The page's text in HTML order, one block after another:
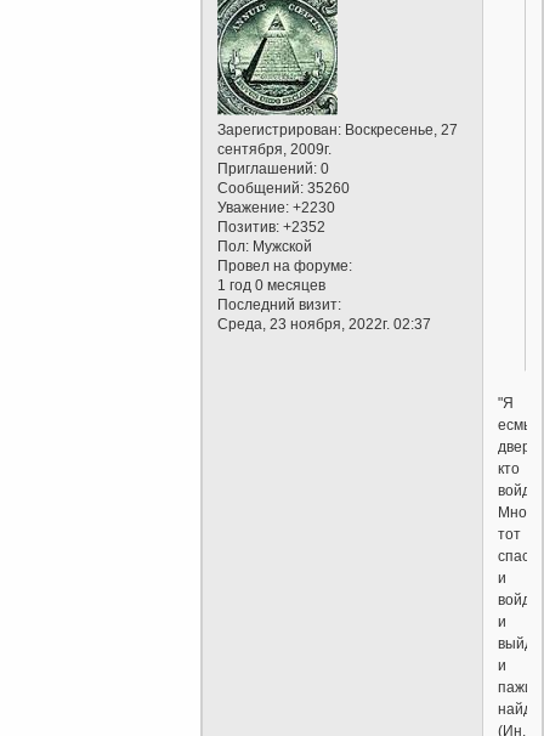
Зарегистрирован: Воскресенье, 27
сентября, 2009г.
Приглашений: 0
Сообщений: 35260
Уважение: +2230
Позитив: +2352
Пол: Мужской
Провел на форуме:
1 год 0 месяцев
Последний визит:
Среда, 23 ноября, 2022г. 02:37
"Я
есмь
дверь:
кто
Мною,
тот
и
и
и
(Ин.